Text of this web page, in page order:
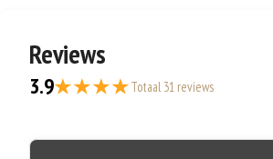
Reviews
3.9★★★★Totaal 31 reviews